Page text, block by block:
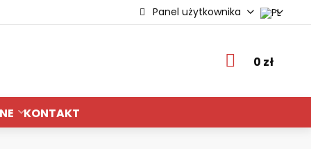
Panel użytkownika
0 zł
KONTAKT